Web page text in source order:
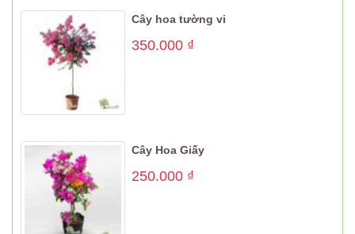
Cây hoa tường vi
350.000 ₫
Cây Hoa Giấy
250.000 ₫